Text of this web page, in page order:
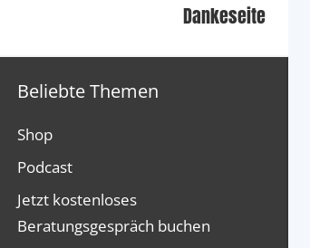
Dankeseite
Beliebte Themen
Shop
Podcast
Jetzt kostenloses
Beratungsgespräch buchen